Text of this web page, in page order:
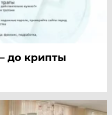
до крипты